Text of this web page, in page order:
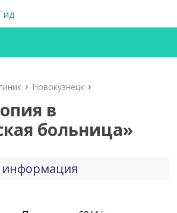
Новокузнецк
в
больница»
информация